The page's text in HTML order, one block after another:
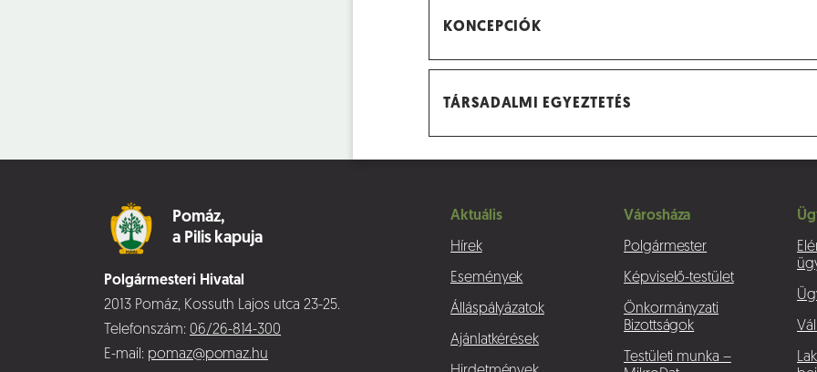
KONCEPCIÓK
TÁRSADALMI EGYEZTETÉS
Pomáz,
a Pilis kapuja
Polgármesteri Hivatal
2013 Pomáz, Kossuth Lajos utca 23-25.
Telefonszám: 06/26-814-300
E-mail: pomaz@pomaz.hu
Aktuális
Hírek
Események
Álláspályázatok
Ajánlatkérések
Városháza
Polgármester
Képviselő-testület
Önkormányzati
Bizottságok
Testületi munka –